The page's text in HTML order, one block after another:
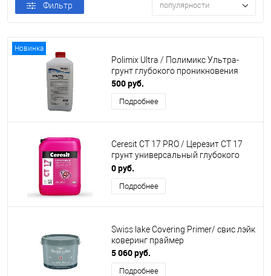
Фильтр популярности
Новинка
Polimix Ultra / Полимикс Ультра-
грунт глубокого проникновения
500 руб.
Подробнее
Ceresit CT 17 PRO / Церезит СТ 17
грунт универсальный глубокого
проникновения
0 руб.
Подробнее
Swiss lake Covering Primer/ свис лэйк
коверинг праймер
5 060 руб.
Подробнее